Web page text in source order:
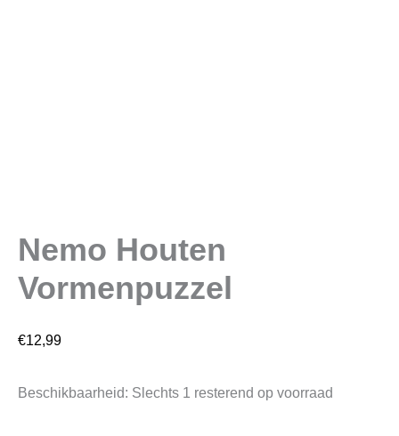
Nemo Houten
Vormenpuzzel
€12,99
Beschikbaarheid: Slechts 1 resterend op voorraad